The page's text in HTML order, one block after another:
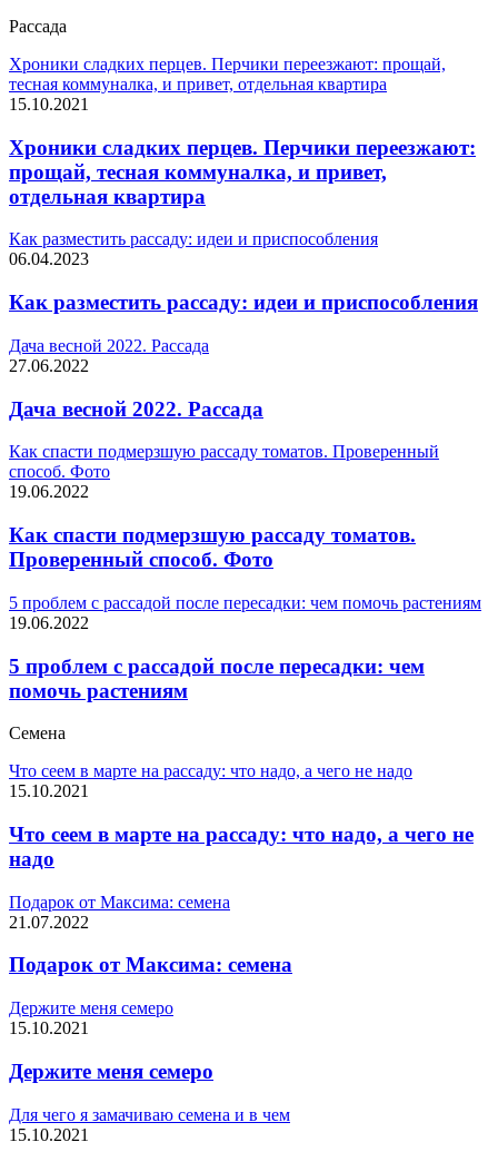
Рассада
Хроники сладких перцев. Перчики переезжают: прощай,
тесная коммуналка, и привет, отдельная квартира
15.10.2021
Хроники сладких перцев. Перчики переезжают:
прощай, тесная коммуналка, и привет,
отдельная квартира
Как разместить рассаду: идеи и приспособления
06.04.2023
Как разместить рассаду: идеи и приспособления
Дача весной 2022. Рассада
27.06.2022
Дача весной 2022. Рассада
Как спасти подмерзшую рассаду томатов. Проверенный
способ. Фото
19.06.2022
Как спасти подмерзшую рассаду томатов.
Проверенный способ. Фото
5 проблем с рассадой после пересадки: чем помочь растениям
19.06.2022
5 проблем с рассадой после пересадки: чем
помочь растениям
Семена
Что сеем в марте на рассаду: что надо, а чего не надо
15.10.2021
Что сеем в марте на рассаду: что надо, а чего не
надо
Подарок от Максима: семена
21.07.2022
Подарок от Максима: семена
Держите меня семеро
15.10.2021
Держите меня семеро
Для чего я замачиваю семена и в чем
15.10.2021